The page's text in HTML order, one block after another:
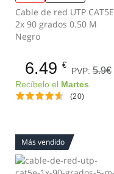
Cable de red UTP CAT5E
2x 90 grados 0.50 M
Negro
6.49 €
PVP: 5.9€
Recíbelo el Martes
(20)
Más vendido